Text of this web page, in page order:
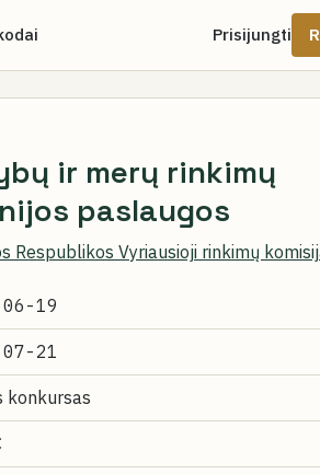
Prisijungti
ir merų rinkimų
paslaugos
Respublikos Vyriausioji rinkimų
19
21
konkursas